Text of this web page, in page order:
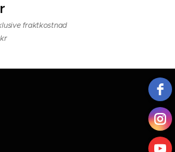
fraktkostnad